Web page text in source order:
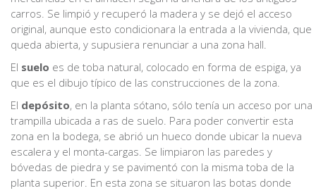
carros. Se limpió y recuperó la madera y se dejó el acceso
original, aunque esto condicionara la entrada a la vivienda, que
queda abierta, y supusiera renunciar a una zona hall.
El suelo es de toba natural, colocado en forma de espiga, ya
que es el dibujo típico de las construcciones de la zona.
El depósito, en la planta sótano, sólo tenía un acceso por una
trampilla ubicada a ras de suelo. Para poder convertir esta
zona en la bodega, se abrió un hueco donde ubicar la nueva
escalera y el monta-cargas. Se limpiaron las paredes y
bóvedas de piedra y se pavimentó con la misma toba de la
planta superior. En esta zona se situaron las botas donde